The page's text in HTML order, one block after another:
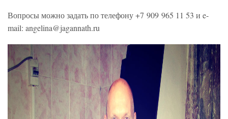
Вопросы можно задать по телефону +7 909 965 11 53 и e-
mail: angelina@jagannath.ru